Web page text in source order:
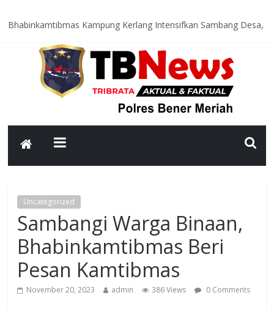
Bhabinkamtibmas Kampung Kerlang Intensifkan Sambang Desa,
Polsek Bandar Gelar Bakti Sosial Sambut HUT ke-81
Kemerdekaan RI, Bersihkan Meunasah An-Nur Bersama Warga
Satlantas Polres Bener Meriah Intensifkan Patroli Malam, Cegah
Balap Liar dan Tekan Angka Kecelakaan
Asah Kemampuan Personel, Polres Bener Meriah Gelar Latihan
Guantibmas, Warga Diimbau Jaga Keamanan Bersama
Uncategorized
Sambangi Warga Binaan,
Bhabinkamtibmas Beri
Pesan Kamtibmas
November 20, 2023 admin 386 Views 0 Comments